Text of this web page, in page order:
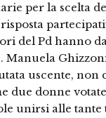
per la scelta
del Pd hanno
Manuela
uscente, non
due donne
unirsi alle tante